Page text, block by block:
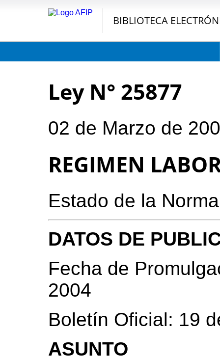
BIBLIOTECA
Ley N° 25877
02 de Marzo de
REGIMEN
Estado de la
DATOS DE
Fecha de
2004
Boletín Oficial: 19
ASUNTO